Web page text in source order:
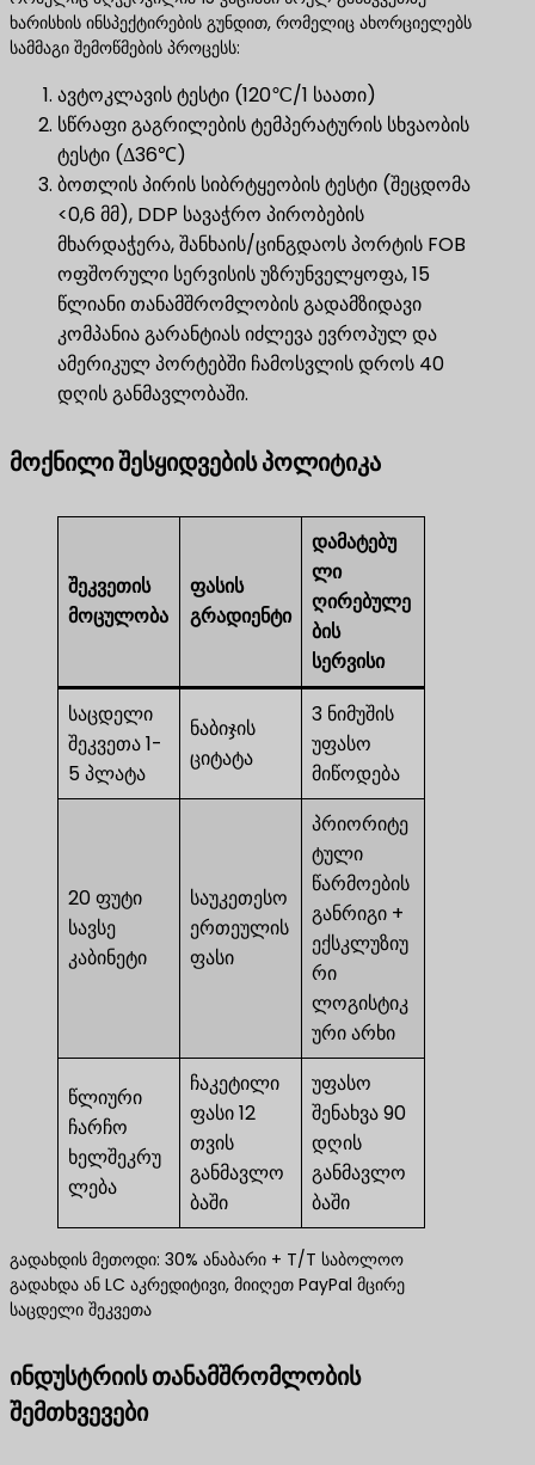
ხარისხის ინსპექტირების გუნდით, რომელიც ახორციელებს
სამმაგი შემოწმების პროცესს:
ავტოკლავის ტესტი (120℃/1 საათი)
სწრაფი გაგრილების ტემპერატურის სხვაობის
ტესტი (Δ36℃)
ბოთლის პირის სიბრტყეობის ტესტი (შეცდომა
<0,6 მმ), DDP სავაჭრო პირობების
მხარდაჭერა, შანხაის/ცინგდაოს პორტის FOB
ოფშორული სერვისის უზრუნველყოფა, 15
წლიანი თანამშრომლობის გადამზიდავი
კომპანია გარანტიას იძლევა ევროპულ და
ამერიკულ პორტებში ჩამოსვლის დროს 40
დღის განმავლობაში.
მოქნილი შესყიდვების პოლიტიკა
შეკვეთის
მოცულობა
ფასის
გრადიენტი
დამატებუ
ლი
ღირებულე
ბის
სერვისი
საცდელი
შეკვეთა 1-
5 პლატა
ნაბიჯის
ციტატა
3 ნიმუშის
უფასო
მიწოდება
20 ფუტი
სავსე
კაბინეტი
საუკეთესო
ერთეულის
ფასი
პრიორიტე
ტული
წარმოების
განრიგი +
ექსკლუზიუ
რი
ლოგისტიკ
ური არხი
წლიური
ჩარჩო
ხელშეკრუ
ლება
ჩაკეტილი
ფასი 12
თვის
განმავლო
ბაში
უფასო
შენახვა 90
დღის
განმავლო
ბაში
გადახდის მეთოდი: 30% ანაბარი + T/T საბოლოო
გადახდა ან LC აკრედიტივი, მიიღეთ PayPal მცირე
საცდელი შეკვეთა
ინდუსტრიის თანამშრომლობის
შემთხვევები